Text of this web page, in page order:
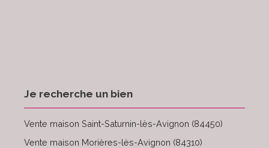
Je recherche un bien
Vente maison Saint-Saturnin-lès-Avignon (84450)
Vente maison Morières-lès-Avignon (84310)